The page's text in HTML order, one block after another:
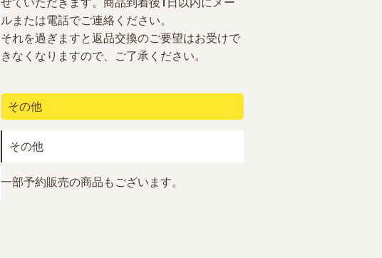
ルまたは電話でご連絡ください。
それを過ぎますと返品交換のご要望はお受けで
きなくなりますので、ご了承ください。
その他
その他
一部予約販売の商品もございます。